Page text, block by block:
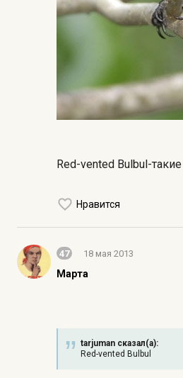
Red-vented Bulbul-
Нравится
47 18 мая 2013
Марта
tarjuman сказал(а):
Red-vented Bulbul